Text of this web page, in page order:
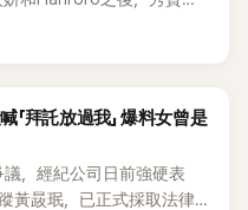
近期完成錄音。
拜託放過我」 爆料女曾是
，經紀公司日前強硬表
黃晸珉，已正式採取法律